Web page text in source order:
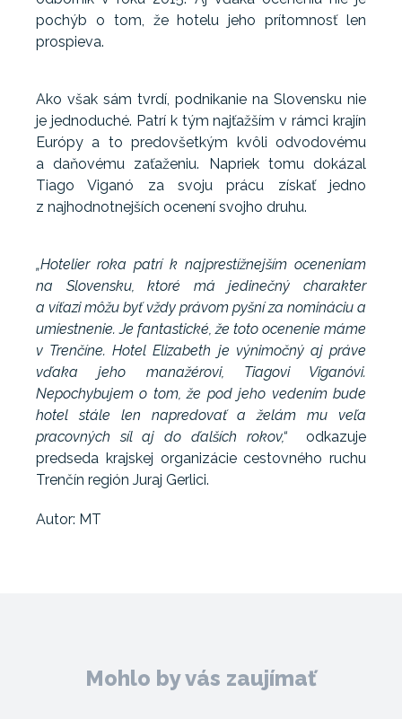
pochýb o tom, že hotelu jeho prítomnosť len
prospieva.
Ako však sám tvrdí, podnikanie na Slovensku nie
je jednoduché. Patrí k tým najťažším v rámci krajín
Európy a to predovšetkým kvôli odvodovému
a daňovému zaťaženiu. Napriek tomu dokázal
Tiago Viganó za svoju prácu získať jedno
z najhodnotnejších ocenení svojho druhu.
„Hotelier roka patrí k najprestížnejším oceneniam
na Slovensku, ktoré má jedinečný charakter
a víťazi môžu byť vždy právom pyšní za nomináciu a
umiestnenie. Je fantastické, že toto ocenenie máme
v Trenčíne. Hotel Elizabeth je výnimočný aj práve
vďaka jeho manažérovi, Tiagovi Viganóvi.
Nepochybujem o tom, že pod jeho vedením bude
hotel stále len napredovať a želám mu veľa
pracovných síl aj do ďalších rokov,“odkazuje
predseda krajskej organizácie cestovného ruchu
Trenčín región Juraj Gerlici.
Autor: MT
Mohlo by vás zaujímať